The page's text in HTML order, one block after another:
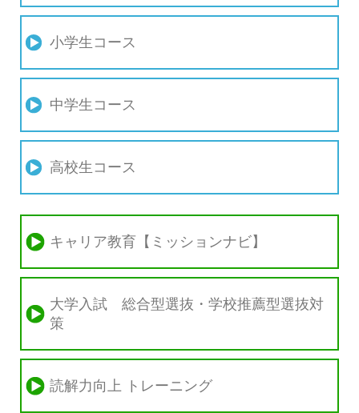
小学生コース
中学生コース
高校生コース
キャリア教育【ミッションナビ】
大学入試 総合型選抜・学校推薦型選抜対
策
読解力向上 トレーニング